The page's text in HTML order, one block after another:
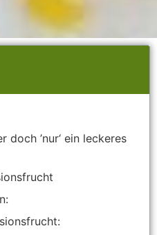
doch ’nur‘ ein leckeres